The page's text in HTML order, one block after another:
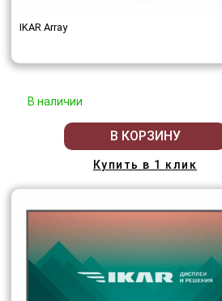
IKAR Array
В наличии
В КОРЗИНУ
Купить в 1 клик